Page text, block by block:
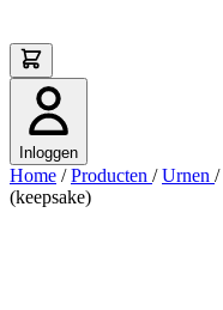
Inloggen
Home / Producten / Urnen /
(keepsake)